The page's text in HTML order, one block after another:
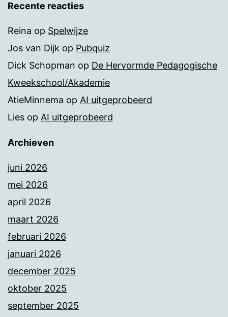
Recente reacties
Reina op Spelwijze
Jos van Dijk op Pubquiz
Dick Schopman op De Hervormde Pedagogische
Kweekschool/Akademie
AtieMinnema op AI uitgeprobeerd
Lies op AI uitgeprobeerd
Archieven
juni 2026
mei 2026
april 2026
maart 2026
februari 2026
januari 2026
december 2025
oktober 2025
september 2025